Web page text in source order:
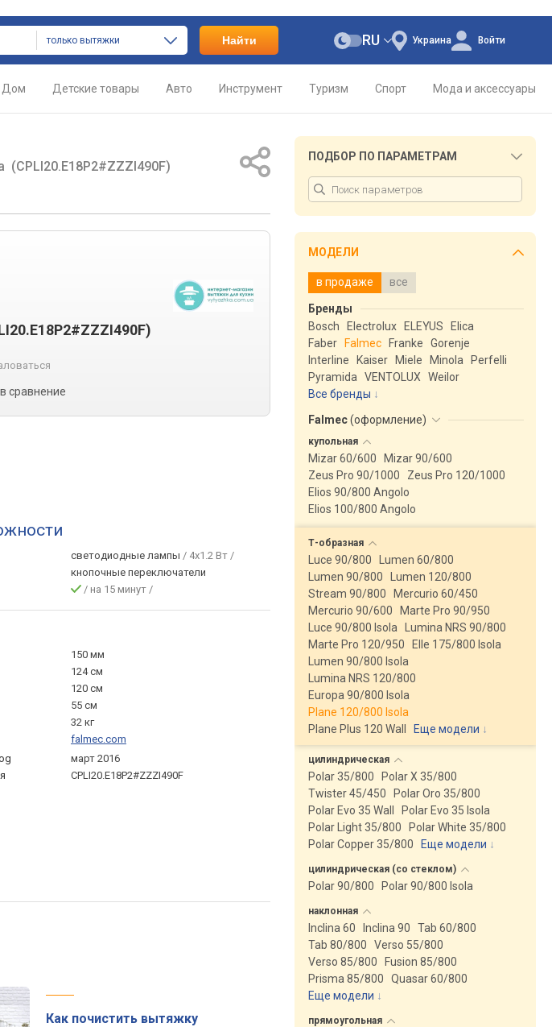
только вытяжки Найти Украина
RU Войти
Дом Детские товары Авто Инструмент Туризм Спорт Мода и аксессуары
(CPLI20.E18P2#ZZZI490F)
сравнение
светодиодные лампы / 4х1.2 Вт /
кнопочные переключатели
/ на 15 минут /
150 мм
124 см
120 см
55 см
32 кг
falmec.com
март 2016
CPLI20.E18P2#ZZZI490F
Как почистить вытяжку
ПОДБОР ПО ПАРАМЕТРАМ
МОДЕЛИ
в продаже все
Бренды
Bosch
Electrolux ELEYUS
Elica
Faber
Falmec Franke
Gorenje
Interline
Kaiser Miele Minola
Perfelli
Pyramida
VENTOLUX
Weilor
Все бренды
Falmec(оформление)
купольная
Mizar 60/600
Mizar 90/600
Zeus Pro 90/1000
Zeus Pro 120/1000
Elios 90/800 Angolo
Elios 100/800 Angolo
Т-образная
Luce 90/800
Lumen 60/800
Lumen 90/800
Lumen 120/800
Stream 90/800
Mercurio 60/450
Mercurio 90/600
Marte Pro 90/950
Luce 90/800 Isola
Lumina NRS 90/800
Marte Pro 120/950
Elle 175/800 Isola
Lumen 90/800 Isola
Lumina NRS 120/800
Europa 90/800 Isola
Plane 120/800 Isola
Plane Plus 120 Wall
Еще модели ↓
цилиндрическая
Polar 35/800
Polar X 35/800
Twister 45/450
Polar Oro 35/800
Polar Evo 35 Wall
Polar Evo 35 Isola
Polar Light 35/800
Polar White 35/800
Polar Copper 35/800
Еще модели ↓
цилиндрическая (со стеклом)
Polar 90/800 Polar 90/800 Isola
наклонная
Inclina 60 Inclina 90
Tab 60/800
Tab 80/800
Verso 55/800
Verso 85/800
Fusion 85/800
Prisma 85/800
Quasar 60/800
Еще модели ↓
прямоугольная